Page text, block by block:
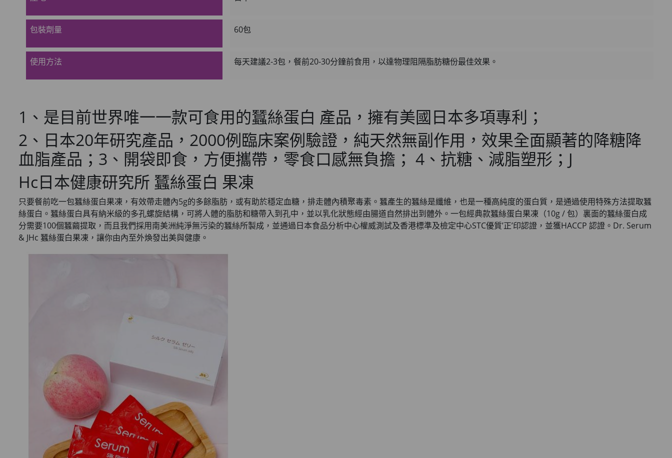
理膚泉 無香大哥大防曬 50ml (2027年4月)
此商品最多可加購1件
Round Lab 白樺樹水份防曬霜 50ml (到期日2027年2月)
此商品最多可加購1件
HKD$85
HKD$145
加入購物車
包裝劑量 60包
使用方法 每天建議2-3包，餐前20-30分鐘前食用，以達物理阻隔脂肪糖份最佳效果。
1、是目前世界唯一一款可食用的蠶絲蛋白 產品，擁有美國日本多項專利；
2、日本20年研究產品，2000例臨床案例驗證，純天然無副作用，效果全面顯著的降糖降
血脂產品；3、開袋即食，方便攜帶，零食口感無負擔； 4、抗糖、減脂塑形；J
Hc日本健康研究所 蠶絲蛋白 果凍
只要餐前吃一包蠶絲蛋白果凍，有效帶走體內5g的多餘脂肪，或有助於穩定血糖，排走體內積聚毒素。蠶產生的蠶絲是纖維，也是一種高純度的蛋白質，是通過使用特殊方法提取蠶
絲蛋白。蠶絲蛋白具有納米級的多孔螺旋結構，可將人體的脂肪和糖帶入到孔中，並以乳化狀態經由腸道自然排出到體外。一包經典款蠶絲蛋白果凍（10g / 包）裏面的蠶絲蛋白成
分需要100個蠶繭提取，而且我們採用南美洲純淨無污染的蠶絲所製成，並通過日本食品分析中心權威測試及香港標準及檢定中心STC優質’正’印認證，並獲HACCP 認證。Dr. Serum
& JHc 蠶絲蛋白果凍，讓你由內至外煥發出美與健康。